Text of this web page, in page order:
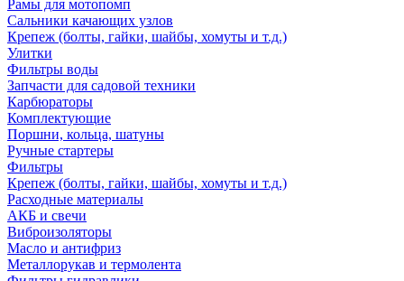
Рамы для мотопомп
Сальники качающих узлов
Крепеж (болты, гайки, шайбы, хомуты и т.д.)
Улитки
Фильтры воды
Запчасти для садовой техники
Карбюраторы
Комплектующие
Поршни, кольца, шатуны
Ручные стартеры
Фильтры
Крепеж (болты, гайки, шайбы, хомуты и т.д.)
Расходные материалы
АКБ и свечи
Виброизоляторы
Масло и антифриз
Металлорукав и термолента